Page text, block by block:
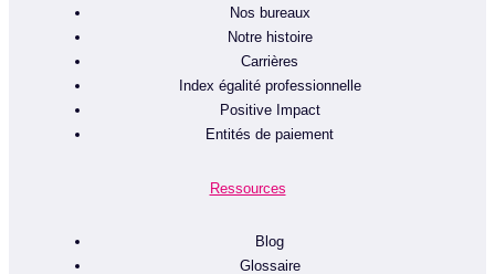
Nos bureaux
Notre histoire
Carrières
Index égalité professionnelle
Positive Impact
Entités de paiement
Ressources
Blog
Glossaire